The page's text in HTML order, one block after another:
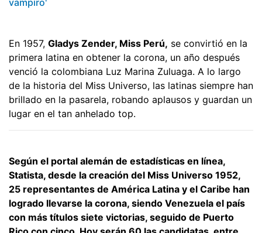
En 1957, Gladys Zender, Miss Perú, se convirtió en la
primera latina en obtener la corona, un año después
venció la colombiana Luz Marina Zuluaga. A lo largo
de la historia del Miss Universo, las latinas siempre han
brillado en la pasarela, robando aplausos y guardan un
lugar en el tan anhelado top.
Según el portal alemán de estadísticas en línea,
Statista, desde la creación del Miss Universo 1952,
25 representantes de América Latina y el Caribe han
logrado llevarse la corona, siendo Venezuela el país
con más títulos siete victorias, seguido de Puerto